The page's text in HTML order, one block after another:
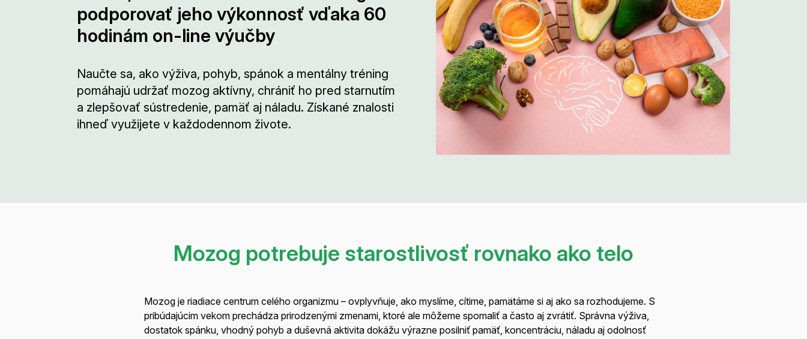
podporovať jeho výkonnosť vďaka 60
hodinám on-line výučby
Naučte sa, ako výživa, pohyb, spánok a mentálny tréning
pomáhajú udržať mozog aktívny, chrániť ho pred starnutím
a zlepšovať sústredenie, pamäť aj náladu. Získané znalosti
ihneď využijete v každodennom živote.
Mozog potrebuje starostlivosť rovnako ako telo
Mozog je riadiace centrum celého organizmu – ovplyvňuje, ako myslíme, cítime, pamätáme si aj ako sa rozhodujeme. S
pribúdajúcim vekom prechádza prirodzenými zmenami, ktoré ale môžeme spomaliť a často aj zvrátiť. Správna výživa,
dostatok spánku, vhodný pohyb a duševná aktivita dokážu výrazne posilniť pamäť, koncentráciu, náladu aj odolnosť